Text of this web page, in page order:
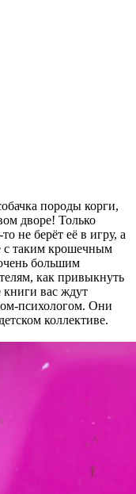
породы корги,
дворе! Только
не берёт её в игру, а
с таким крошечным
большим
как привыкнуть
вас ждут
психологом. Они
коллективе.